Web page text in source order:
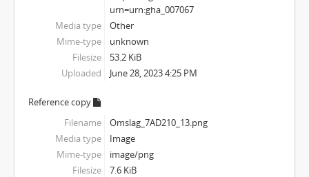
urn=urn:gha_007067
Media type
Other
Mime-type
unknown
Filesize
53.2 KiB
Uploaded
June 28, 2023 4:25 PM
Reference copy
Filename
Omslag_7AD210_13.png
Media type
Image
Mime-type
image/png
Filesize
7.6 KiB